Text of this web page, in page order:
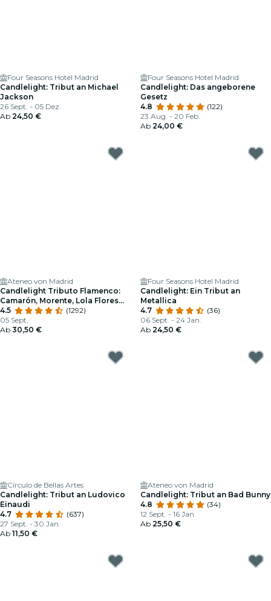
Four Seasons Hotel Madrid
Candlelight: Tribut an Michael
Jackson
26 Sept. - 05 Dez.
Ab 24,50 €
Four Seasons Hotel Madrid
Candlelight: Das angeborene
Gesetz
4.8
(122)
23 Aug. - 20 Feb.
Ab 24,00 €
Ateneo von Madrid
Candlelight Tributo Flamenco:
Camarón, Morente, Lola Flores
und Viele Mehr
4.5
(1292)
05 Sept.
Ab 30,50 €
Four Seasons Hotel Madrid
Candlelight: Ein Tribut an
Metallica
4.7
(36)
06 Sept. - 24 Jan.
Ab 24,50 €
Círculo de Bellas Artes
Candlelight: Tribut an Ludovico
Einaudi
4.7
(637)
27 Sept. - 30 Jan.
Ab 11,50 €
Ateneo von Madrid
Candlelight: Tribut an Bad Bunny
4.8
(34)
12 Sept. - 16 Jan.
Ab 25,50 €